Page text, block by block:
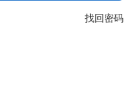
找回密码